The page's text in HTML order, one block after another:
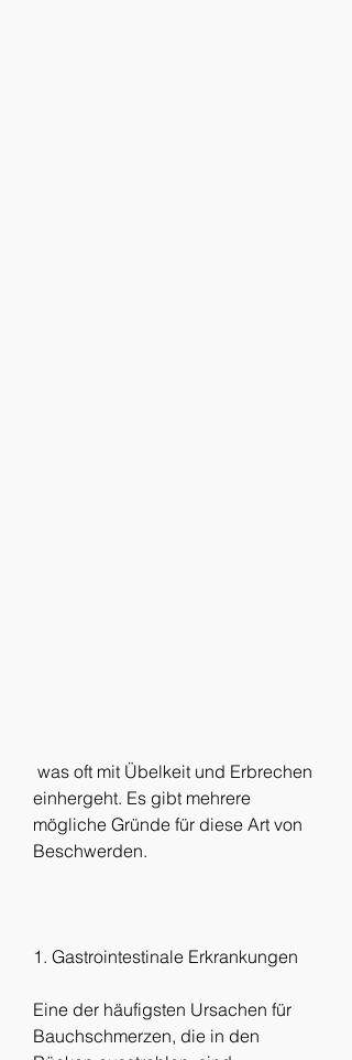
einhergeht. Es gibt mehrere
mögliche Gründe für diese Art von
Beschwerden.
1. Gastrointestinale Erkrankungen
Eine der häufigsten Ursachen für
Bauchschmerzen, die in den